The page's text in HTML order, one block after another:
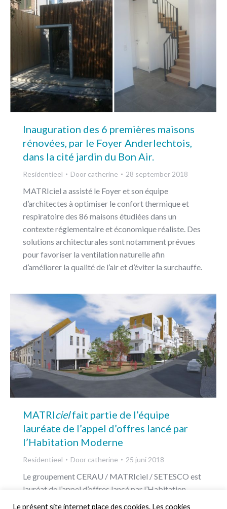
Inauguration des 6 premières maisons
rénovées, par le Foyer Anderlechtois,
dans la cité jardin du Bon Air.
Residentieel Door catherine 28 september 2018
MATRIciel a assisté le Foyer et son équipe
d’architectes à optimiser le confort thermique et
respiratoire des 86 maisons étudiées dans un
contexte réglementaire et économique réaliste. Des
solutions architecturales sont notamment prévues
pour favoriser la ventilation naturelle afin
d’améliorer la qualité de l’air et d’éviter la surchauffe.
MATRIcielfait partie de l’équipe
lauréate de l’appel d’offres lancé par
l’Habitation Moderne
Residentieel Door catherine 25 juni 2018
Le groupement CERAU / MATRIciel / SETESCO est
lauréat de l’appel d’offres lancé par l’Habitation
Moderne pour la construction de 37 logements
Le présent site internet place des cookies. Les cookies